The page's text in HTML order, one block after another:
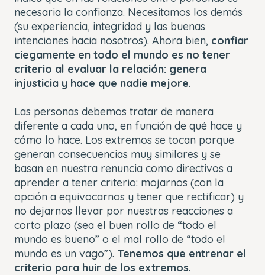
necesaria la confianza. Necesitamos los demás
(su experiencia, integridad y las buenas
intenciones hacia nosotros). Ahora bien, confiar
ciegamente en todo el mundo es no tener
criterio al evaluar la relación: genera
injusticia y hace que nadie mejore.
Las personas debemos tratar de manera
diferente a cada uno, en función de qué hace y
cómo lo hace. Los extremos se tocan porque
generan consecuencias muy similares y se
basan en nuestra renuncia como directivos a
aprender a tener criterio: mojarnos (con la
opción a equivocarnos y tener que rectificar) y
no dejarnos llevar por nuestras reacciones a
corto plazo (sea el buen rollo de “todo el
mundo es bueno” o el mal rollo de “todo el
mundo es un vago”). Tenemos que entrenar el
criterio para huir de los extremos.